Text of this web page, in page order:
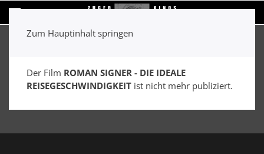
Zum Hauptinhalt springen
Der Film ROMAN SIGNER - DIE IDEALE
REISEGESCHWINDIGKEIT ist nicht mehr publiziert.